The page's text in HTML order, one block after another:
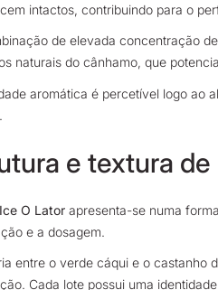
intactos, contribuindo para o
de elevada concentração
naturais do cânhamo, que
aromática é percetível logo ao
e textura
Ice O Lator apresenta-se numa
e a dosagem.
entre o verde cáqui e o castanho
Cada lote possui uma